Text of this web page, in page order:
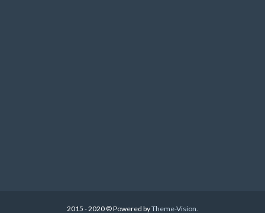
2015 - 2020 © Powered byTheme-Vision.